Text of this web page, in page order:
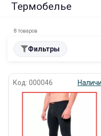
Термобелье
8 товаров
Фильтры
Код: 000046